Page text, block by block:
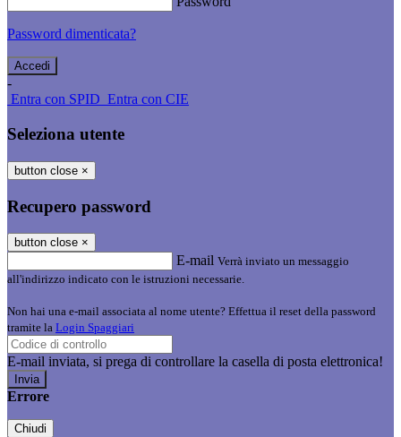
Password dimenticata?
-
Entra con SPID Entra con CIE
Seleziona utente
button close ×
Recupero password
button close ×
E-mail Verrà inviato un messaggio
all'indirizzo indicato con le istruzioni necessarie.
Non hai una e-mail associata al nome utente? Effettua il reset della password
tramite la Login Spaggiari
E-mail inviata, si prega di controllare la casella di posta elettronica!
Errore
Chiudi